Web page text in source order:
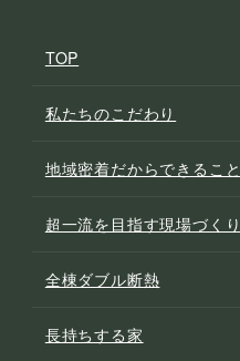
TOP
私たちのこだわり
地域密着だからできること
超一流を目指す現場づくり
全棟ダブル断熱
長持ちする家